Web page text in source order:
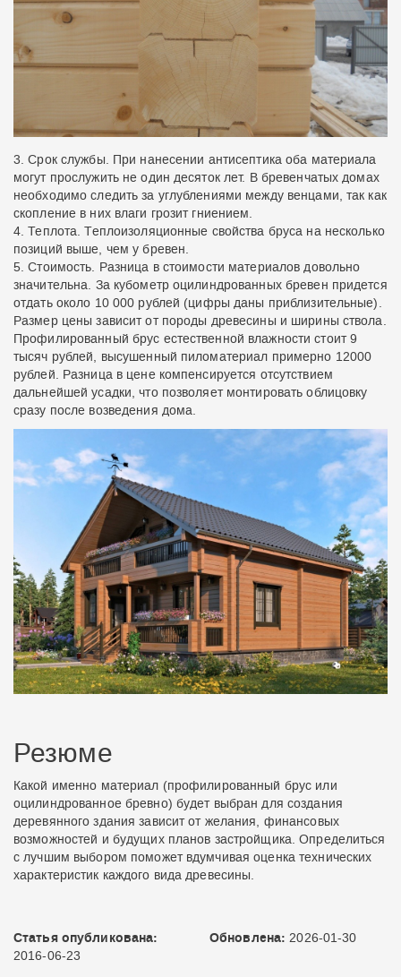
Срок службы. При нанесении антисептика оба материала
могут прослужить не один десяток лет. В бревенчатых домах
необходимо следить за углублениями между венцами, так как
скопление в них влаги грозит гниением.
Теплота. Теплоизоляционные свойства бруса на несколько
позиций выше, чем у бревен.
Стоимость. Разница в стоимости материалов довольно
значительна. За кубометр оцилиндрованных бревен придется
отдать около 10 000 рублей (цифры даны приблизительные).
Размер цены зависит от породы древесины и ширины ствола.
Профилированный брус естественной влажности стоит 9
тысяч рублей, высушенный пиломатериал примерно 12000
рублей. Разница в цене компенсируется отсутствием
дальнейшей усадки, что позволяет монтировать облицовку
сразу после возведения дома.
Резюме
Какой именно материал (профилированный брус или
оцилиндрованное бревно) будет выбран для создания
деревянного здания зависит от желания, финансовых
возможностей и будущих планов застройщика. Определиться
с лучшим выбором поможет вдумчивая оценка технических
характеристик каждого вида древесины.
Статья опубликована:
2016-06-23
Обновлена: 2026-01-30